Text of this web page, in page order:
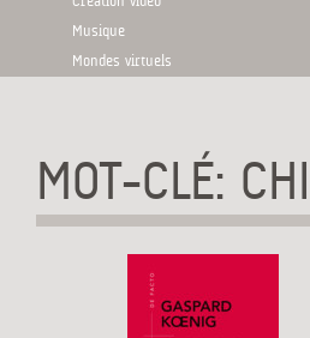
Musique
Mondes virtuels
MOT-CLÉ :